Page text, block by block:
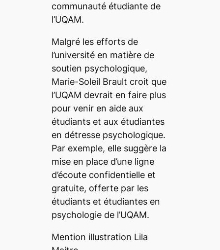
communauté étudiante de
l’UQAM.
Malgré les efforts de
l’université en matière de
soutien psychologique,
Marie-Soleil Brault croit que
l’UQAM devrait en faire plus
pour venir en aide aux
étudiants et aux étudiantes
en détresse psychologique.
Par exemple, elle suggère la
mise en place d’une ligne
d’écoute confidentielle et
gratuite, offerte par les
étudiants et étudiantes en
psychologie de l’UQAM.
Mention illustration Lila